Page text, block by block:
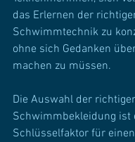
das Erlernen der
Schwimmtechnik zu
ohne sich Gedanken
machen zu müssen.
Die Auswahl der
Schwimmbekleidung ist
Schlüsselfaktor für